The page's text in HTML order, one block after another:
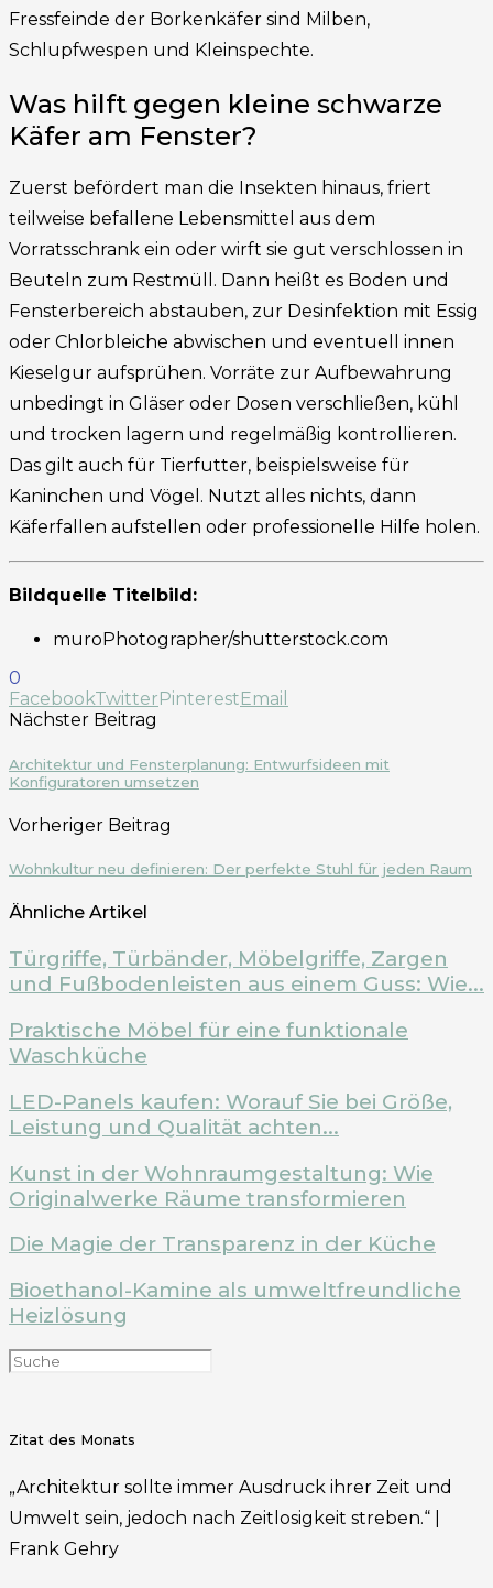
Fressfeinde der Borkenkäfer sind Milben,
Schlupfwespen und Kleinspechte.
Was hilft gegen kleine schwarze
Käfer am Fenster?
Zuerst befördert man die Insekten hinaus, friert
teilweise befallene Lebensmittel aus dem
Vorratsschrank ein oder wirft sie gut verschlossen in
Beuteln zum Restmüll. Dann heißt es Boden und
Fensterbereich abstauben, zur Desinfektion mit Essig
oder Chlorbleiche abwischen und eventuell innen
Kieselgur aufsprühen. Vorräte zur Aufbewahrung
unbedingt in Gläser oder Dosen verschließen, kühl
und trocken lagern und regelmäßig kontrollieren.
Das gilt auch für Tierfutter, beispielsweise für
Kaninchen und Vögel. Nutzt alles nichts, dann
Käferfallen aufstellen oder professionelle Hilfe holen.
Bildquelle Titelbild:
muroPhotographer/shutterstock.com
0
FacebookTwitter Pinterest Email
Nächster Beitrag
Architektur und Fensterplanung: Entwurfsideen mit
Konfiguratoren umsetzen
Vorheriger Beitrag
Wohnkultur neu definieren: Der perfekte Stuhl für jeden Raum
Ähnliche Artikel
Türgriffe, Türbänder, Möbelgriffe, Zargen
und Fußbodenleisten aus einem Guss: Wie...
Praktische Möbel für eine funktionale
Waschküche
LED-Panels kaufen: Worauf Sie bei Größe,
Leistung und Qualität achten...
Kunst in der Wohnraumgestaltung: Wie
Originalwerke Räume transformieren
Die Magie der Transparenz in der Küche
Bioethanol-Kamine als umweltfreundliche
Heizlösung
Zitat des Monats
„Architektur sollte immer Ausdruck ihrer Zeit und
Umwelt sein, jedoch nach Zeitlosigkeit streben.“ |
Frank Gehry